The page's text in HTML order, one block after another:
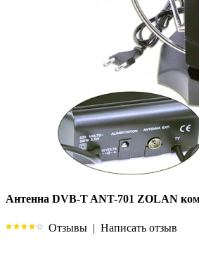
Антенна DVB-T ANT-701 ZOLAN
Отзывы | Написать отзыв